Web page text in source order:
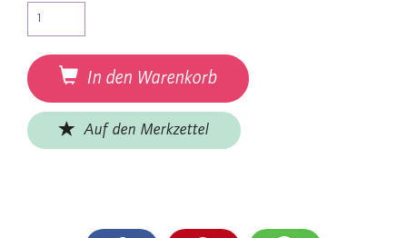
In den Warenkorb
Auf den Merkzettel